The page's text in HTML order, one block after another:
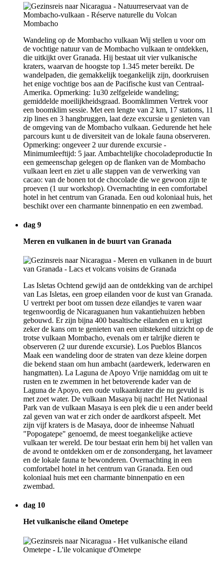
Wandeling op de Mombacho vulkaan Wij stellen u voor om
de vochtige natuur van de Mombacho vulkaan te ontdekken,
die uitkijkt over Granada. Hij bestaat uit vier vulkanische
kraters, waarvan de hoogste top 1.345 meter bereikt. De
wandelpaden, die gemakkelijk toegankelijk zijn, doorkruisen
het enige vochtige bos aan de Pacifische kust van Centraal-
Amerika. Opmerking: 1u30 zelfgeleide wandeling;
gemiddelde moeilijkheidsgraad. Boomklimmen Vertrek voor
een boomklim sessie. Met een lengte van 2 km, 17 stations, 11
zip lines en 3 hangbruggen, laat deze excursie u genieten van
de omgeving van de Mombacho vulkaan. Gedurende het hele
parcours kunt u de diversiteit van de lokale fauna observeren.
Opmerking: ongeveer 2 uur durende excursie -
Minimumleeftijd: 5 jaar. Ambachtelijke chocoladeproductie In
een gemeenschap gelegen op de flanken van de Mombacho
vulkaan leert en ziet u alle stappen van de verwerking van
cacao: van de bonen tot de chocolade die we gewoon zijn te
proeven (1 uur workshop). Overnachting in een comfortabel
hotel in het centrum van Granada. Een oud koloniaal huis, het
beschikt over een charmante binnenpatio en een zwembad.
dag 9
Meren en vulkanen in de buurt van Granada
Las Isletas Ochtend gewijd aan de ontdekking van de archipel
van Las Isletas, een groep eilanden voor de kust van Granada.
U vertrekt per boot om tussen deze eilandjes te varen waar
tegenwoordig de Nicaraguanen hun vakantiehuizen hebben
gebouwd. Er zijn bijna 400 basaltische eilanden en u krijgt
zeker de kans om te genieten van een uitstekend uitzicht op de
trotse vulkaan Mombacho, evenals om er talrijke dieren te
observeren (2 uur durende excursie). Los Pueblos Blancos
Maak een wandeling door de straten van deze kleine dorpen
die bekend staan om hun ambacht (aardewerk, lederwaren en
hangmatten). La Laguna de Apoyo Vrije namiddag om uit te
rusten en te zwemmen in het betoverende kader van de
Laguna de Apoyo, een oude vulkaankrater die nu gevuld is
met zoet water. De vulkaan Masaya bij nacht! Het Nationaal
Park van de vulkaan Masaya is een plek die u een ander beeld
zal geven van wat er zich onder de aardkorst afspeelt. Met
zijn vijf kraters is de Masaya, door de inheemse Nahuatl
"Popogatepe" genoemd, de meest toegankelijke actieve
vulkaan ter wereld. De tour bestaat erin hem bij het vallen van
de avond te ontdekken om er de zonsondergang, het lavameer
en de lokale fauna te bewonderen. Overnachting in een
comfortabel hotel in het centrum van Granada. Een oud
koloniaal huis met een charmante binnenpatio en een
zwembad.
dag 10
Het vulkanische eiland Ometepe